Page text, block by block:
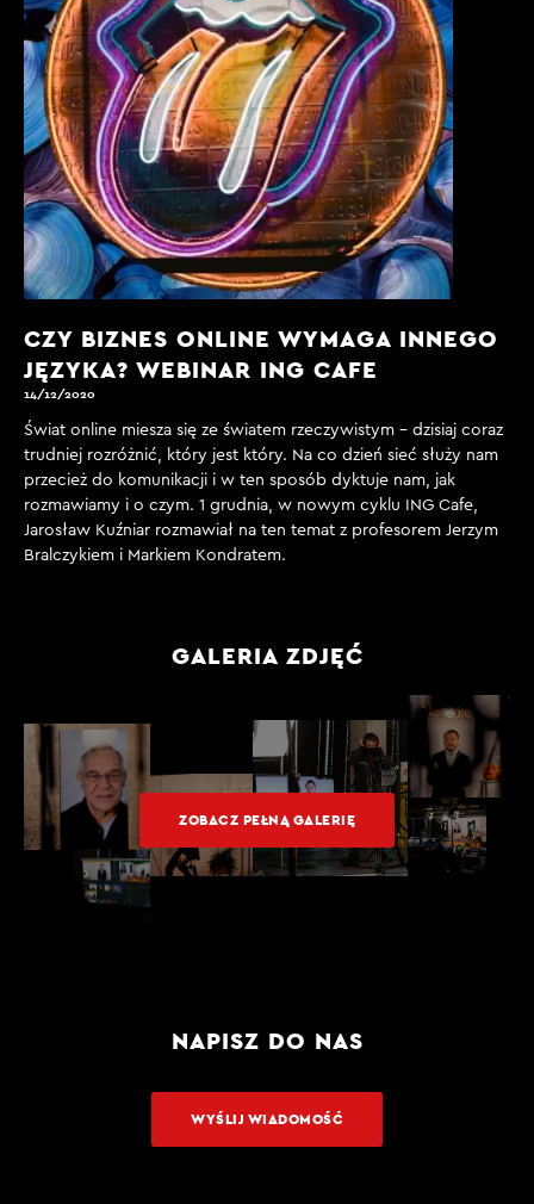
CZY BIZNES ONLINE WYMAGA INNEGO
JĘZYKA? WEBINAR ING CAFE
14/12/2020
Świat online miesza się ze światem rzeczywistym - dzisiaj coraz
trudniej rozróżnić, który jest który. Na co dzień sieć służy nam
przecież do komunikacji i w ten sposób dyktuje nam, jak
rozmawiamy i o czym. 1 grudnia, w nowym cyklu ING Cafe,
Jarosław Kuźniar rozmawiał na ten temat z profesorem Jerzym
Bralczykiem i Markiem Kondratem.
GALERIA ZDJĘĆ
ZOBACZ PEŁNĄ GALERIĘ
NAPISZ DO NAS
WYŚLIJ WIADOMOŚĆ